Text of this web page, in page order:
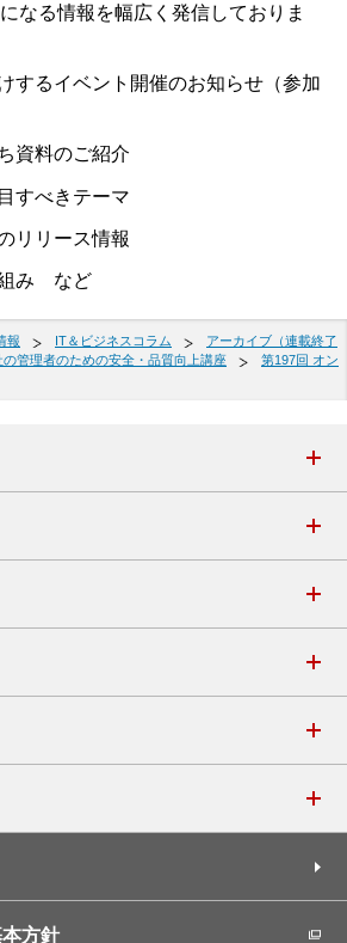
なる情報を幅広く発信しておりま
するイベント開催のお知らせ（参加
資料のご紹介
すべきテーマ
リリース情報
組み など
報 IT＆ビジネスコラム
アーカイブ（連載終了
管理者のための安全・品質向上講座
第197回 オン
方針